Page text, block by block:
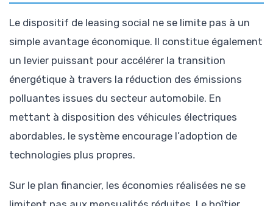
Le dispositif de leasing social ne se limite pas à un
simple avantage économique. Il constitue également
un levier puissant pour accélérer la transition
énergétique à travers la réduction des émissions
polluantes issues du secteur automobile. En
mettant à disposition des véhicules électriques
abordables, le système encourage l’adoption de
technologies plus propres.
Sur le plan financier, les économies réalisées ne se